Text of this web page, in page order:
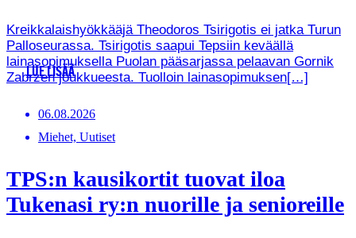
Kreikkalaishyökkääjä Theodoros Tsirigotis ei jatka Turun
Palloseurassa. Tsirigotis saapui Tepsiin keväällä
lainasopimuksella Puolan pääsarjassa pelaavan Gornik
Zabrzen joukkueesta. Tuolloin lainasopimuksen[…]
LUE LISÄÄ
06.08.2026
Miehet, Uutiset
TPS:n kausikortit tuovat iloa
Tukenasi ry:n nuorille ja senioreille